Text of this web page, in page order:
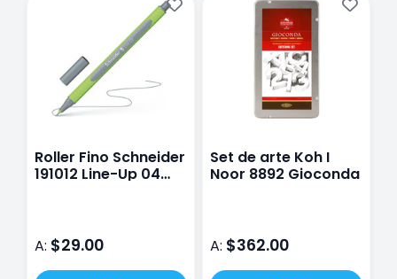
Roller Fino Schneider
191012 Line-Up 04
A: $29.00
Set de arte Koh I
Noor 8892 Gioconda
A: $362.00